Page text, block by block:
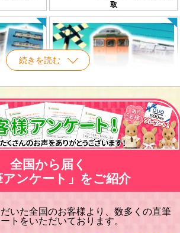
続きを読む
取
型買取 グリーンマックス 鉄道模型買取
道模型買取 Bトレインショーティー 鉄道模型買取
全国から届く
アンケート」をご紹介
いた全国のお客様より、数多くの直筆
トをいただいております。